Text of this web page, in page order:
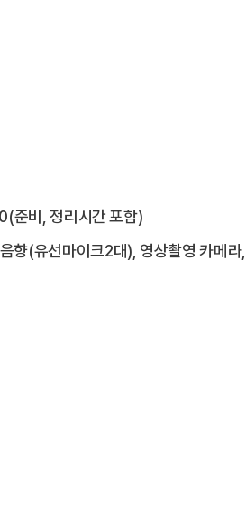
준비, 정리시간 포함)
향(유선마이크2대), 영상촬영 카메